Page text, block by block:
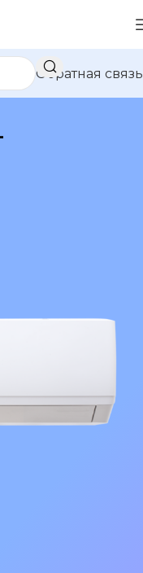
Обратная связь
изображение